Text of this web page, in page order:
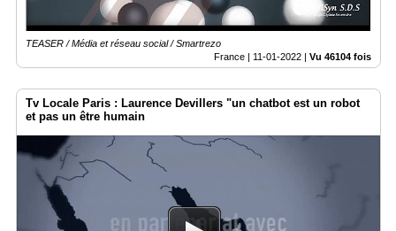
TEASER / Média et réseau social / Smartrezo
France | 11-01-2022 | Vu 46104 fois
Tv Locale Paris : Laurence Devillers "un chatbot est un robot
et pas un être humain